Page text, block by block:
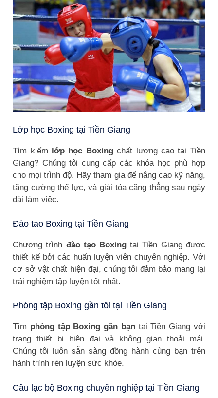
Lớp học Boxing tại Tiền Giang
Tìm kiếm lớp học Boxingchất lượng cao tại Tiền
Giang? Chúng tôi cung cấp các khóa học phù hợp
cho mọi trình độ. Hãy tham gia để nâng cao kỹ năng,
tăng cường thể lực, và giải tỏa căng thẳng sau ngày
dài làm việc.
Đào tạo Boxing tại Tiền Giang
Chương trình đào tạo Boxing tại Tiền Giang được
thiết kế bởi các huấn luyện viên chuyên nghiệp. Với
cơ sở vật chất hiện đại, chúng tôi đảm bảo mang lại
trải nghiệm tập luyện tốt nhất.
Phòng tập Boxing gần tôi tại Tiền Giang
Tìm phòng tập Boxing gần bạntại Tiền Giang với
trang thiết bị hiện đại và không gian thoải mái.
Chúng tôi luôn sẵn sàng đồng hành cùng bạn trên
hành trình rèn luyện sức khỏe.
Câu lạc bộ Boxing chuyên nghiệp tại Tiền Giang